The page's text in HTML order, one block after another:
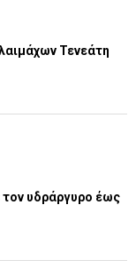
Τενεάτη
τον υδράργυρο έως